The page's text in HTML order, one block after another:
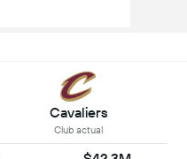
Cavaliers
Club actual